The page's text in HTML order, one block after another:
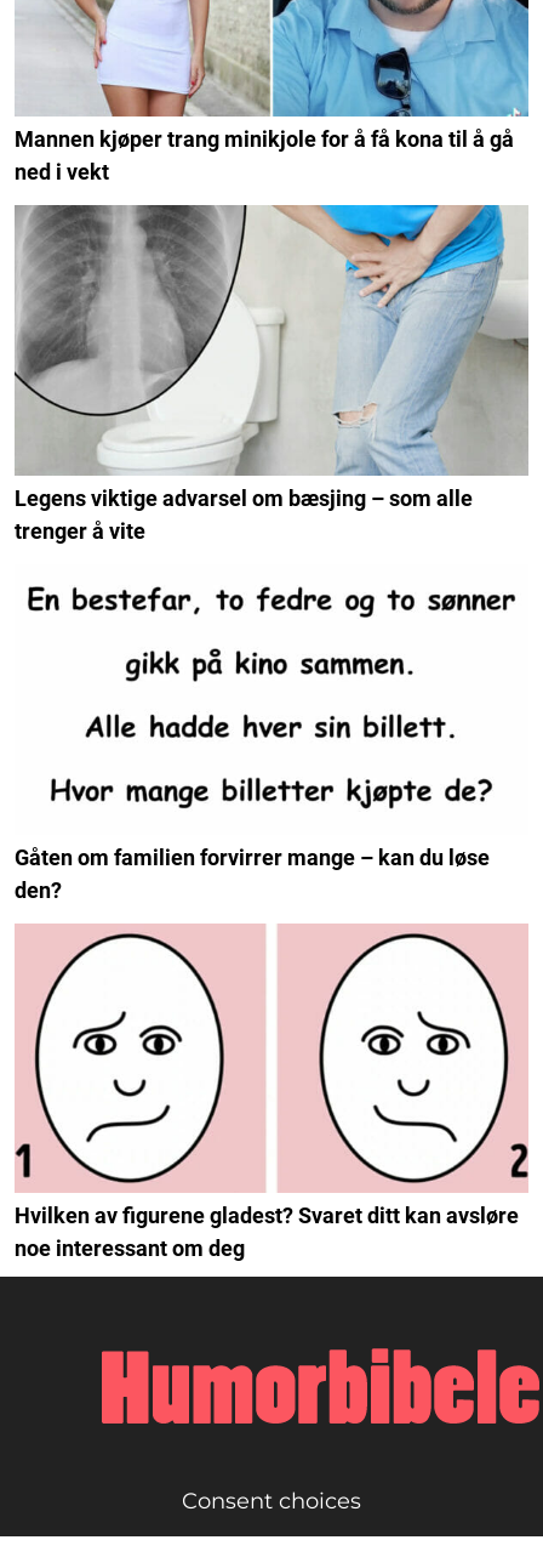
Mannen kjøper trang minikjole for å få kona til å gå
ned i vekt
Legens viktige advarsel om bæsjing – som alle
trenger å vite
Gåten om familien forvirrer mange – kan du løse
den?
Hvilken av figurene gladest? Svaret ditt kan avsløre
noe interessant om deg
Consent choices